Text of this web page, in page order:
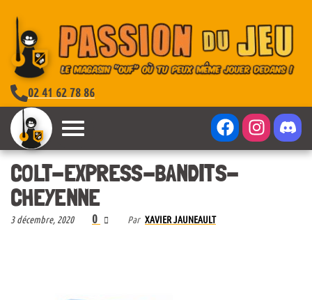
02 41 62 78 86
COLT-EXPRESS-BANDITS-
CHEYENNE
3 décembre, 2020 0 Par XAVIER JAUNEAULT